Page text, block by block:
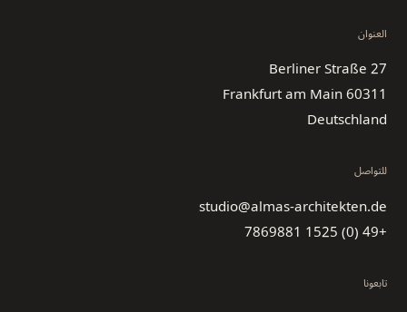
العنوان
Berliner Straße 27
60311 Frankfurt am Main
Deutschland
للتواصل
studio@almas-architekten.de
+49 (0) 1525 7869881
تابعونا